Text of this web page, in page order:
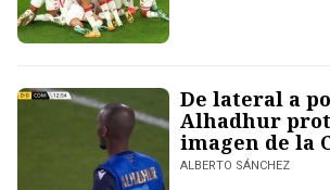
De lateral a
Alhadhur
imagen de la
ALBERTO SÁNCHEZ